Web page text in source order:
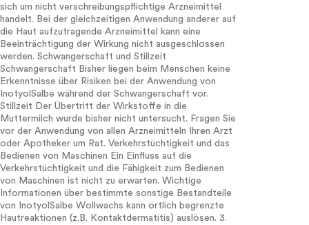
sich um nicht verschreibungspflichtige Arzneimittel
handelt. Bei der gleichzeitigen Anwendung anderer auf
die Haut aufzutragende Arzneimittel kann eine
Beeinträchtigung der Wirkung nicht ausgeschlossen
werden. Schwangerschaft und Stillzeit
Schwangerschaft Bisher liegen beim Menschen keine
Erkenntnisse über Risiken bei der Anwendung von
InotyolSalbe während der Schwangerschaft vor.
Stillzeit Der Übertritt der Wirkstoffe in die
Muttermilch wurde bisher nicht untersucht. Fragen Sie
vor der Anwendung von allen Arzneimitteln Ihren Arzt
oder Apotheker um Rat. Verkehrstüchtigkeit und das
Bedienen von Maschinen Ein Einfluss auf die
Verkehrstüchtigkeit und die Fähigkeit zum Bedienen
von Maschinen ist nicht zu erwarten. Wichtige
Informationen über bestimmte sonstige Bestandteile
von InotyolSalbe Wollwachs kann örtlich begrenzte
Hautreaktionen (z.B. Kontaktdermatitis) auslösen. 3.